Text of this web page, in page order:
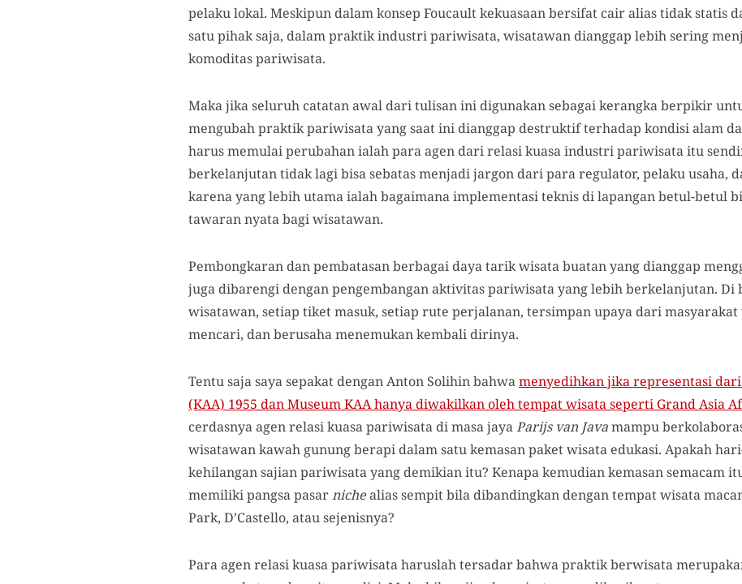
pelaku lokal. Meskipun dalam konsep Foucault kekuasaan bersifat cair alias tidak statis
satu pihak saja, dalam praktik industri pariwisata, wisatawan dianggap lebih sering
komoditas pariwisata.
Maka jika seluruh catatan awal dari tulisan ini digunakan sebagai kerangka berpikir
mengubah praktik pariwisata yang saat ini dianggap destruktif terhadap kondisi alam
harus memulai perubahan ialah para agen dari relasi kuasa industri pariwisata itu
berkelanjutan tidak lagi bisa sebatas menjadi jargon dari para regulator, pelaku usaha,
karena yang lebih utama ialah bagaimana implementasi teknis di lapangan betul-betul
tawaran nyata bagi wisatawan.
Pembongkaran dan pembatasan berbagai daya tarik wisata buatan yang dianggap
juga dibarengi dengan pengembangan aktivitas pariwisata yang lebih berkelanjutan. Di
wisatawan, setiap tiket masuk, setiap rute perjalanan, tersimpan upaya dari
mencari, dan berusaha menemukan kembali dirinya.
Tentu saja saya sepakat dengan Anton Solihin bahwamenyedihkan jika representasi
(KAA) 1955 dan Museum KAA hanya diwakilkan oleh tempat wisata seperti Grand Asia
cerdasnya agen relasi kuasa pariwisata di masa jayaParijs van Javamampu
wisatawan kawah gunung berapi dalam satu kemasan paket wisata edukasi. Apakah
kehilangan sajian pariwisata yang demikian itu? Kenapa kemudian kemasan semacam
memiliki pangsa pasarnichealias sempit bila dibandingkan dengan tempat wisata
Park, D’Castello, atau sejenisnya?
Para agen relasi kuasa pariwisata haruslah tersadar bahwa praktik berwisata